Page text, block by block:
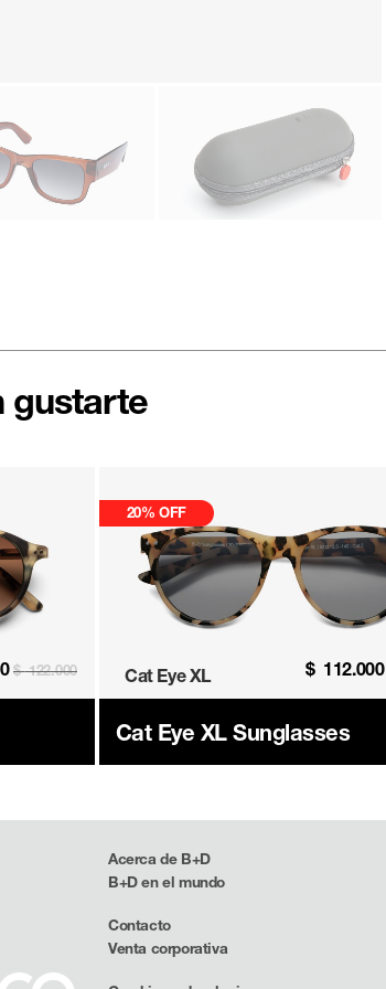
gustarte
$ 122.000
20% OFF
Cat Eye XL $ 112.000
Cat Eye XL Sunglasses
Acerca de B+D
B+D en el mundo
Contacto
Venta corporativa